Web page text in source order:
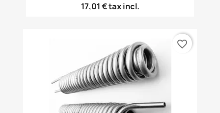
17,01 €tax incl.
favorite_border